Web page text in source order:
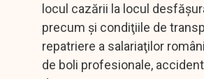
locul cazării la locul
precum şi condiţiile de
repatriere a salariaţilor
de boli profesionale,